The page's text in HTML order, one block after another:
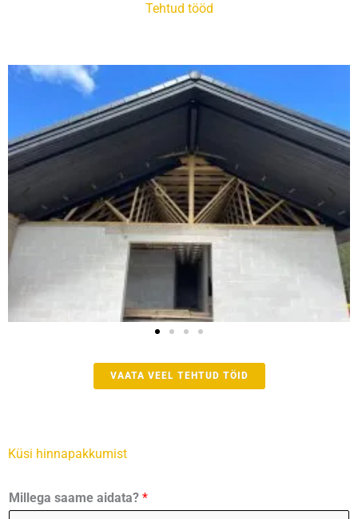
Tehtud tööd
VAATA VEEL TEHTUD TÖID
Küsi hinnapakkumist
Millega saame aidata? *